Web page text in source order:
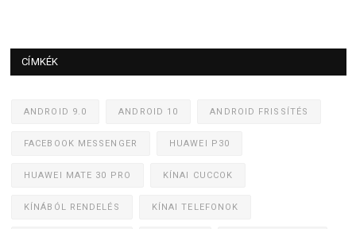
CÍMKÉK
ANDROID 9.0 ANDROID 10 ANDROID FRISSÍTÉS
FACEBOOK MESSENGER HUAWEI P30
HUAWEI MATE 30 PRO KÍNAI CUCCOK
KÍNÁBÓL RENDELÉS KÍNAI TELEFONOK